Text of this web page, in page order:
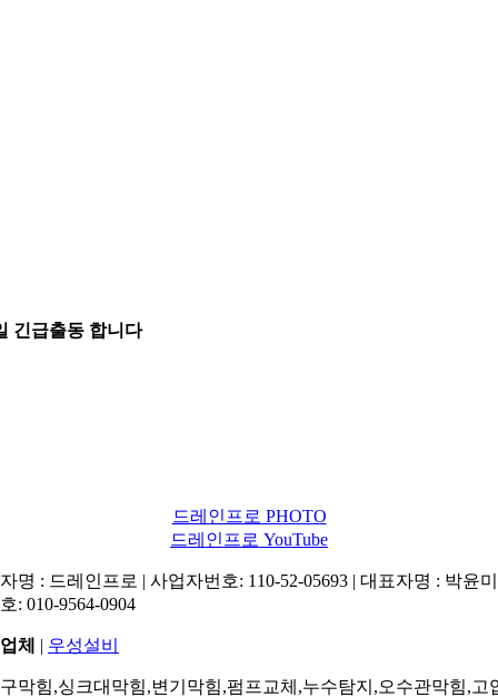
긴급출동 합니다
드레인프로 PHOTO
드레인프로 YouTube
명 : 드레인프로 | 사업자번호: 110-52-05693 | 대표자명 : 박윤
: 010-9564-0904
체 | 우성설비
막힘,싱크대막힘,변기막힘,펌프교체,누수탐지,오수관막힘,고